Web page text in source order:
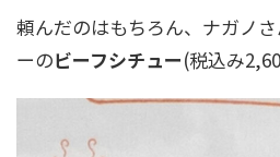
頼んだのはもちろん、ナガノ
ーのビーフシチュー(税込み